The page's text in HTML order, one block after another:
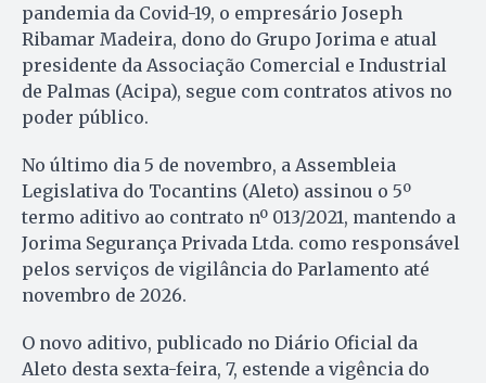
pandemia da Covid-19, o empresário Joseph
Ribamar Madeira, dono do Grupo Jorima e atual
presidente da Associação Comercial e Industrial
de Palmas (Acipa), segue com contratos ativos no
poder público.
No último dia 5 de novembro, a Assembleia
Legislativa do Tocantins (Aleto) assinou o 5º
termo aditivo ao contrato nº 013/2021, mantendo a
Jorima Segurança Privada Ltda. como responsável
pelos serviços de vigilância do Parlamento até
novembro de 2026.
O novo aditivo, publicado no Diário Oficial da
Aleto desta sexta-feira, 7, estende a vigência do